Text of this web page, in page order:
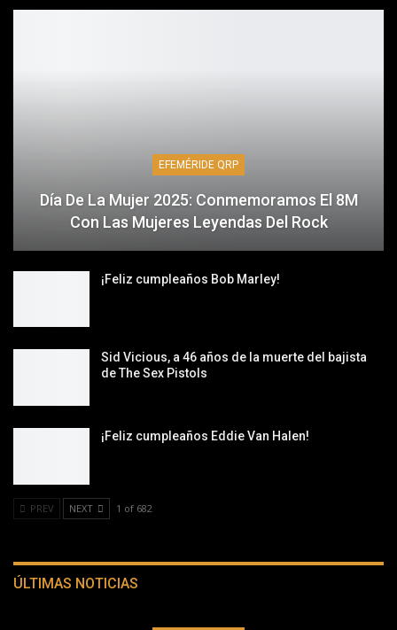
EFEMÉRIDE QRP
Día De La Mujer 2025: Conmemoramos El 8M
Con Las Mujeres Leyendas Del Rock
¡Feliz cumpleaños Bob Marley!
Sid Vicious, a 46 años de la muerte del bajista
de The Sex Pistols
¡Feliz cumpleaños Eddie Van Halen!
PREV NEXT 1 of 682
ÚLTIMAS NOTICIAS